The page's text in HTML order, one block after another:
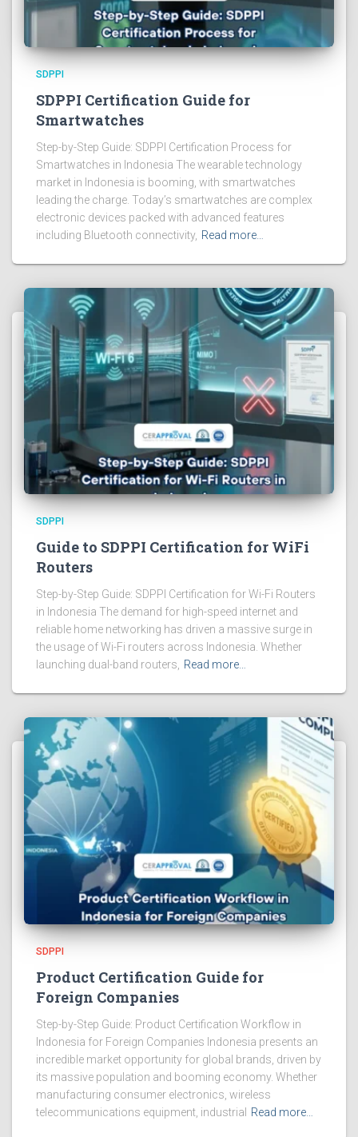
SDPPI
SDPPI Certification Guide for
Smartwatches
Step-by-Step Guide: SDPPI Certification Process for
Smartwatches in Indonesia The wearable technology
market in Indonesia is booming, with smartwatches
leading the charge. Today’s smartwatches are complex
electronic devices packed with advanced features
including Bluetooth connectivity, Read more…
SDPPI
Guide to SDPPI Certification for WiFi
Routers
Step-by-Step Guide: SDPPI Certification for Wi-Fi Routers
in Indonesia The demand for high-speed internet and
reliable home networking has driven a massive surge in
the usage of Wi-Fi routers across Indonesia. Whether
launching dual-band routers, Read more…
SDPPI
Product Certification Guide for
Foreign Companies
Step-by-Step Guide: Product Certification Workflow in
Indonesia for Foreign Companies Indonesia presents an
incredible market opportunity for global brands, driven by
its massive population and booming economy. Whether
manufacturing consumer electronics, wireless
telecommunications equipment, industrial
Read more…